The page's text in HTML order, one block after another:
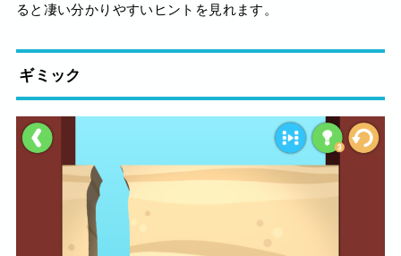
ると凄い分かりやすいヒントを見れます。
ギミック